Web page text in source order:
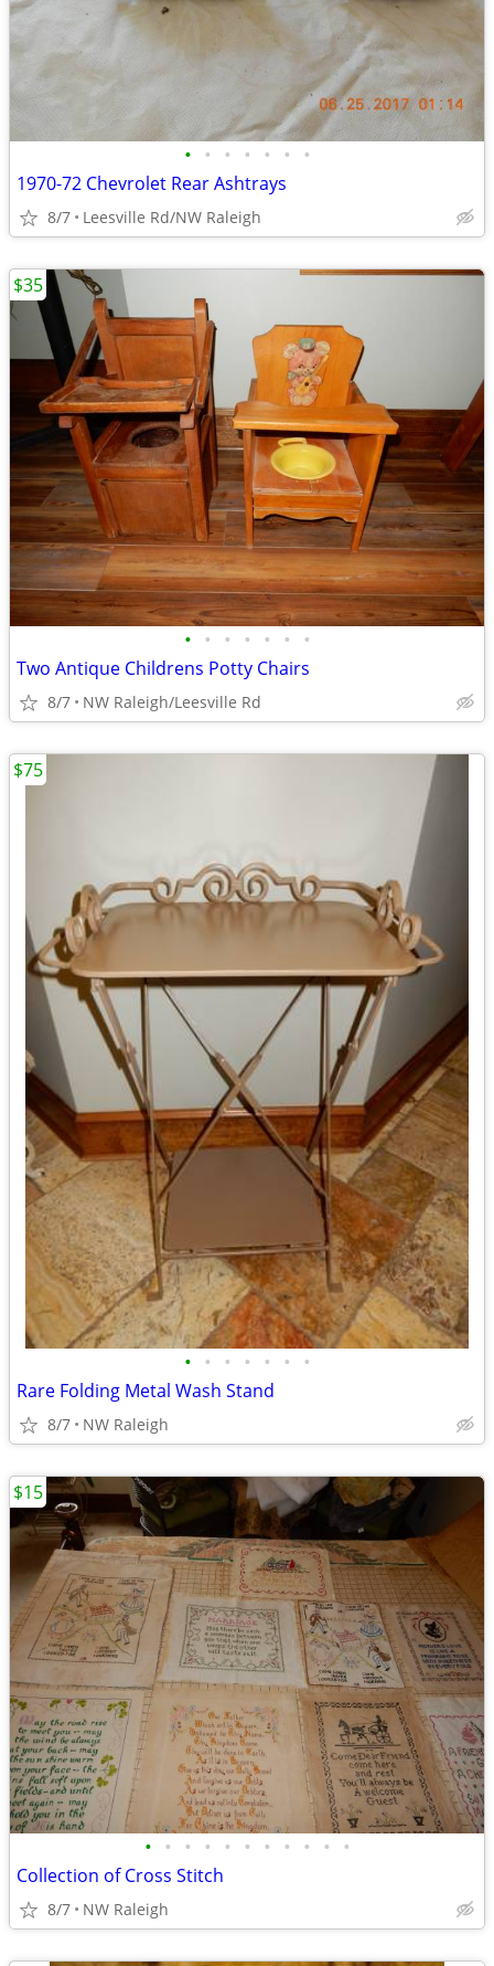
• • • • • • •
1970-72 Chevrolet Rear Ashtrays
8/7 Leesville Rd/NW Raleigh
• • • • • • •
Two Antique Childrens Potty Chairs
8/7 NW Raleigh/Leesville Rd
$35
• • • • • • •
Rare Folding Metal Wash Stand
8/7 NW Raleigh
$75
• • • • • • • • • • •
Collection of Cross Stitch
8/7 NW Raleigh
$15